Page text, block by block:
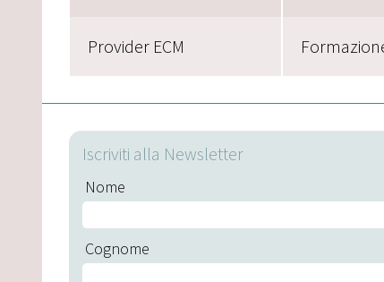
Provider ECM
Iscriviti alla Newsletter
Nome
Cognome